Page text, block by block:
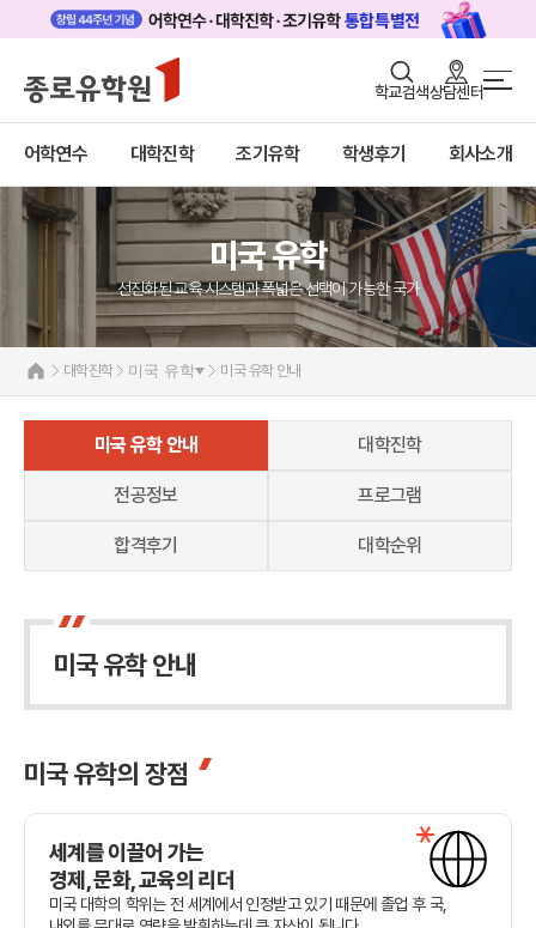
학교검색상담센터
어학연수 대학진학 조기유학 학생후기 회사소개
로그인 회원가입
어학연수
대학진학
조기/캠프
학생후기
고객서비스
유학가이드
종로유학원
미국
미국 유학 안내
대학진학
전공정보
프로그램
합격후기
대학순위
캐나다
영국
호주
뉴질랜드
일본
해외유학 정보
미국 유학
선진화된 교육 시스템과 폭넓은 선택이 가능한 국가
대학진학 미국 유학 미국 유학 안내
미국 유학 안내 대학진학
전공정보 프로그램
합격후기 대학순위
미국 유학 안내
미국 유학의 장점
세계를 이끌어 가는
경제, 문화, 교육의 리더
미국 대학의 학위는 전 세계에서 인정받고 있기 때문에 졸업 후 국,